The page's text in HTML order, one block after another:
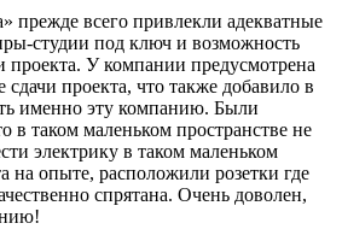
прежде всего привлекли адекватные
студии под ключ и возможность
проекта. У компании предусмотрена
сдачи проекта, что также добавило в
именно эту компанию. Были
в таком маленьком пространстве не
электрику в таком маленьком
на опыте, расположили розетки где
спрятана. Очень доволен,